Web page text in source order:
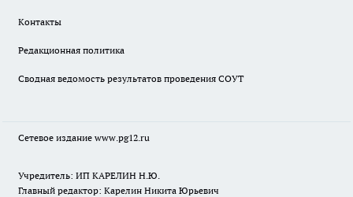
Контакты
Редакционная политика
Сводная ведомость результатов проведения СОУТ
Сетевое издание www.pg12.ru
Учредитель: ИП КАРЕЛИН Н.Ю.
Главный редактор: Карелин Никита Юрьевич